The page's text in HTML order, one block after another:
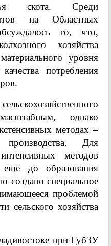
скота. Среди
на Областных
то, что,
хозяйства
уровня
потребления
однако
методах –
Для
методов
еще до образования
создано специальное
проблемой
сельского хозяйства
при ГубЗУ